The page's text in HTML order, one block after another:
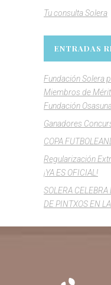
Tu consulta Solera
ENTRADAS
Fundación Solera
Miembros de
Fundación
Ganadores
COPA
Regularización
¡YA ES OFICIAL!
SOLERA
DE PINTXOS EN